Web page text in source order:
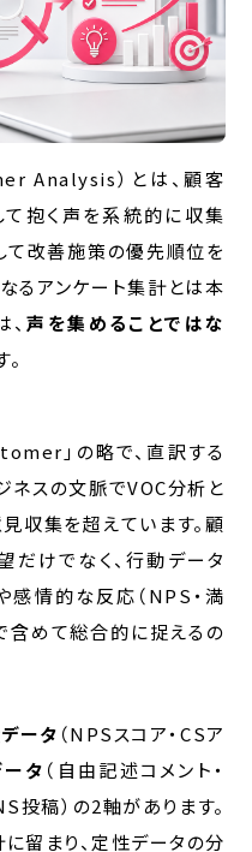
Analysis）とは、顧客
て抱く声を系統的に収集
て改善施策の優先順位を
るアンケート集計とは本
、声を集めることではな
」の略で、直訳する
ネスの文脈でVOC分析と
収集を超えています。顧
だけでなく、行動データ
感情的な反応（NPS・満
含めて総合的に捉えるの
ータ （NPSスコア・CSア
タ （自由記述コメント・
投稿）の2軸があります。
留まり、定性データの分